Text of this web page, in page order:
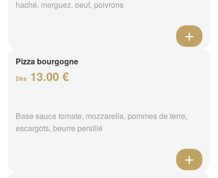
haché, merguez, oeuf, poivrons
Pizza bourgogne
Dès 13.00 €
Base sauce tomate, mozzarella, pommes de terre,
escargots, beurre persillé